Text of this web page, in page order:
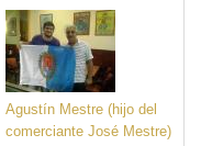
Agustín Mestre (hijo del
comerciante José Mestre)